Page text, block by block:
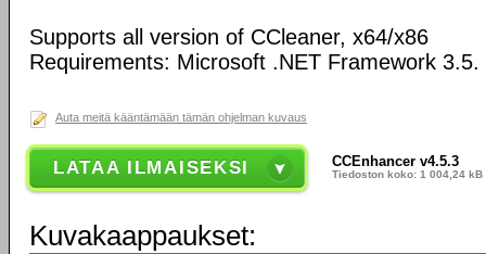
Supports all version of CCleaner, x64/x86
Requirements: Microsoft .NET Framework 3.5.
Auta meitä kääntämään tämän ohjelman kuvaus
LATAA ILMAISEKSI CCEnhancer v4.5.3
Tiedoston koko: 1 004,24 kB
Kuvakaappaukset: